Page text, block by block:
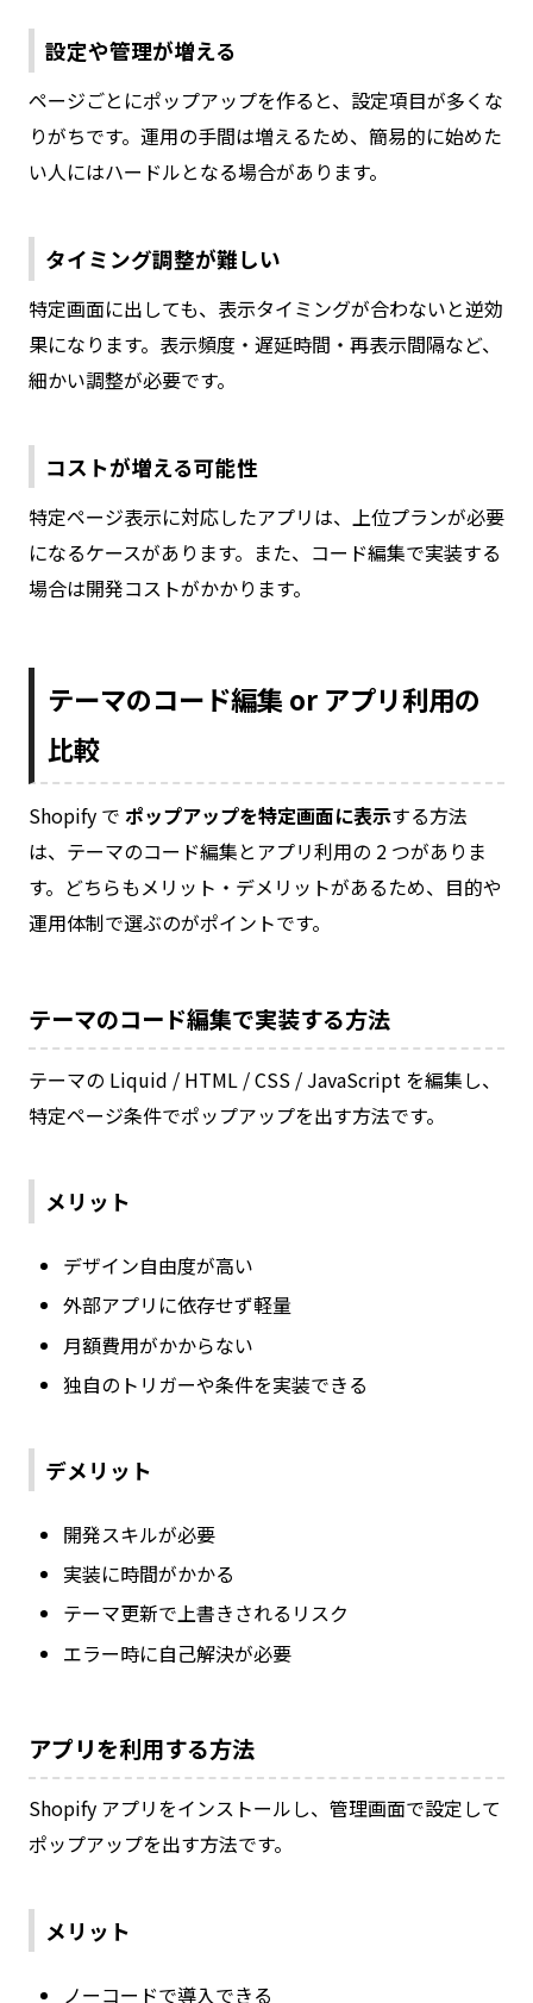
設定や管理が増える
ページごとにポップアップを作ると、設定項目が多くな
りがちです。運用の手間は増えるため、簡易的に始めた
い人にはハードルとなる場合があります。
タイミング調整が難しい
特定画面に出しても、表示タイミングが合わないと逆効
果になります。表示頻度・遅延時間・再表示間隔など、
細かい調整が必要です。
コストが増える可能性
特定ページ表示に対応したアプリは、上位プランが必要
になるケースがあります。また、コード編集で実装する
場合は開発コストがかかります。
テーマのコード編集 or アプリ利用の
比較
Shopify で ポップアップを特定画面に表示する方法
は、テーマのコード編集とアプリ利用の 2 つがありま
す。どちらもメリット・デメリットがあるため、目的や
運用体制で選ぶのがポイントです。
テーマのコード編集で実装する方法
テーマの Liquid / HTML / CSS / JavaScript を編集し、
特定ページ条件でポップアップを出す方法です。
メリット
デザイン自由度が高い
外部アプリに依存せず軽量
月額費用がかからない
独自のトリガーや条件を実装できる
デメリット
開発スキルが必要
実装に時間がかかる
テーマ更新で上書きされるリスク
エラー時に自己解決が必要
アプリを利用する方法
Shopify アプリをインストールし、管理画面で設定して
ポップアップを出す方法です。
メリット
ノーコードで導入できる